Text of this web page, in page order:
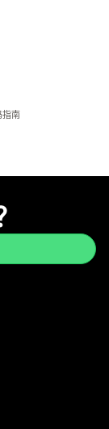
指南